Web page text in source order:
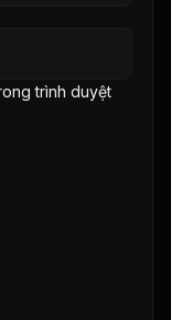
trình duyệt